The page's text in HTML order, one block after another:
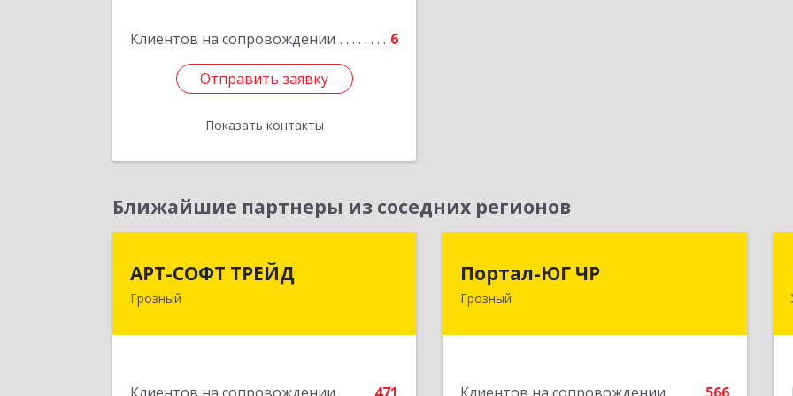
Клиентов на сопровождении 6
Отправить заявку
Показать контакты
Отправить заявку
Назад
Ближайшие партнеры из соседних регионов
АРТ-СОФТ ТРЕЙД
Грозный
АРТ-СОФТ ТРЕЙД
364013, Чеченская Респ, Грозный г,
Портал-ЮГ ЧР
Грозный364906, Чеченская Респ, Грозный г,